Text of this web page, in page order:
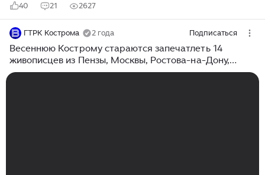
40 21 2627
ГТРК Кострома 2 года Подписаться
Весеннюю Кострому стараются запечатлеть 14
живописцев из Пензы, Москвы, Ростова-на-Дону,
Казани и Углича